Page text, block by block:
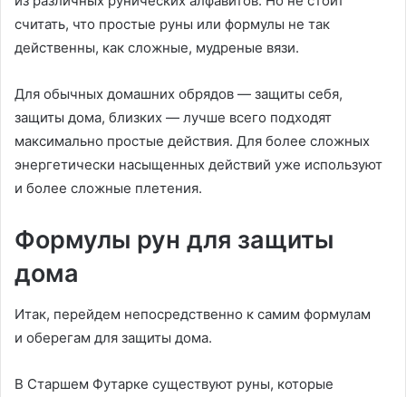
считать, что простые руны или формулы не так
действенны, как сложные, мудреные вязи.
Для обычных домашних обрядов — защиты себя,
защиты дома, близких — лучше всего подходят
максимально простые действия. Для более сложных
энергетически насыщенных действий уже используют
и более сложные плетения.
Формулы рун для защиты
дома
Итак, перейдем непосредственно к самим формулам
и оберегам для защиты дома.
В Старшем Футарке существуют руны, которые